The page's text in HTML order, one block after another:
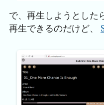
で、再生しようとした
再生できるのだけど、